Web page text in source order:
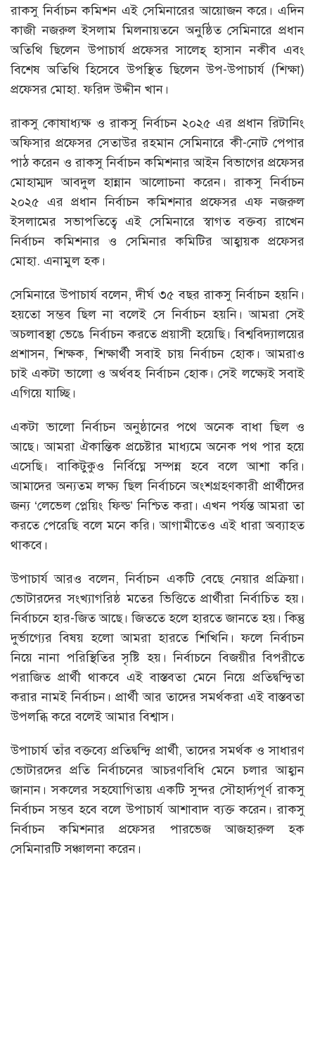
রাকসু নির্বাচন কমিশন এই সেমিনারের আয়োজন করে। এদিন
কাজী নজরুল ইসলাম মিলনায়তনে অনুষ্ঠিত সেমিনারে প্রধান
অতিথি ছিলেন উপাচার্য প্রফেসর সালেহ্ হাসান নকীব এবং
বিশেষ অতিথি হিসেবে উপস্থিত ছিলেন উপ-উপাচার্য (শিক্ষা)
প্রফেসর মোহা. ফরিদ উদ্দীন খান।
রাকসু কোষাধ্যক্ষ ও রাকসু নির্বাচন ২০২৫ এর প্রধান রিটানিং
অফিসার প্রফেসর সেতাউর রহমান সেমিনারে কী-নোট পেপার
পাঠ করেন ও রাকসু নির্বাচন কমিশনার আইন বিভাগের প্রফেসর
মোহাম্মদ আবদুল হান্নান আলোচনা করেন। রাকসু নির্বাচন
২০২৫ এর প্রধান নির্বাচন কমিশনার প্রফেসর এফ নজরুল
ইসলামের সভাপতিত্বে এই সেমিনারে স্বাগত বক্তব্য রাখেন
নির্বাচন কমিশনার ও সেমিনার কমিটির আহ্বায়ক প্রফেসর
মোহা. এনামুল হক।
সেমিনারে উপাচার্য বলেন, দীর্ঘ ৩৫ বছর রাকসু নির্বাচন হয়নি।
হয়তো সম্ভব ছিল না বলেই সে নির্বাচন হয়নি। আমরা সেই
অচলাবস্থা ভেঙে নির্বাচন করতে প্রয়াসী হয়েছি। বিশ্ববিদ্যালয়ের
প্রশাসন, শিক্ষক, শিক্ষার্থী সবাই চায় নির্বাচন হোক। আমরাও
চাই একটা ভালো ও অর্থবহ নির্বাচন হোক। সেই লক্ষ্যেই সবাই
এগিয়ে যাচ্ছি।
একটা ভালো নির্বাচন অনুষ্ঠানের পথে অনেক বাধা ছিল ও
আছে। আমরা ঐকান্তিক প্রচেষ্টার মাধ্যমে অনেক পথ পার হয়ে
এসেছি। বাকিটুকুও নির্বিঘ্নে সম্পন্ন হবে বলে আশা করি।
আমাদের অন্যতম লক্ষ্য ছিল নির্বাচনে অংশগ্রহণকারী প্রার্থীদের
জন্য ‘লেভেল প্লেয়িং ফিল্ড’ নিশ্চিত করা। এখন পর্যন্ত আমরা তা
করতে পেরেছি বলে মনে করি। আগামীতেও এই ধারা অব্যাহত
থাকবে।
উপাচার্য আরও বলেন, নির্বাচন একটি বেছে নেয়ার প্রক্রিয়া।
ভোটারদের সংখ্যাগরিষ্ঠ মতের ভিত্তিতে প্রার্থীরা নির্বাচিত হয়।
নির্বাচনে হার-জিত আছে। জিততে হলে হারতে জানতে হয়। কিন্তু
দুর্ভাগ্যের বিষয় হলো আমরা হারতে শিখিনি। ফলে নির্বাচন
নিয়ে নানা পরিস্থিতির সৃষ্টি হয়। নির্বাচনে বিজয়ীর বিপরীতে
পরাজিত প্রার্থী থাকবে এই বাস্তবতা মেনে নিয়ে প্রতিদ্বন্দ্বিতা
করার নামই নির্বাচন। প্রার্থী আর তাদের সমর্থকরা এই বাস্তবতা
উপলব্ধি করে বলেই আমার বিশ্বাস।
উপাচার্য তাঁর বক্তব্যে প্রতিদ্বন্দ্বি প্রার্থী, তাদের সমর্থক ও সাধারণ
ভোটারদের প্রতি নির্বাচনের আচরণবিধি মেনে চলার আহ্বান
জানান। সকলের সহযোগিতায় একটি সুন্দর সৌহার্দ্যপূর্ণ রাকসু
নির্বাচন সম্ভব হবে বলে উপাচার্য আশাবাদ ব্যক্ত করেন। রাকসু
নির্বাচন কমিশনার প্রফেসর পারভেজ আজহারুল হক
সেমিনারটি সঞ্চালনা করেন।